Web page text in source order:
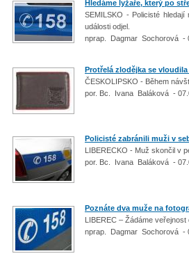
Hledáme lyžaře, který po
SEMILSKO - Policisté
události odjel.
nprap. Dagmar Sochorová -
Protřelá zlodějka se
ČESKOLIPSKO - Během
por. Bc. Ivana Baláková -
Policisté zabránili muži v
LIBERECKO - Muž skončil v
por. Bc. Ivana Baláková -
Poznáte dva muže na
LIBEREC – Žádáme
nprap. Dagmar Sochorová -